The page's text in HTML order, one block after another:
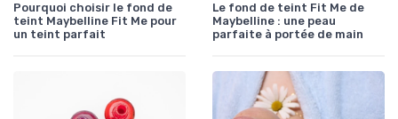
Pourquoi choisir le fond de
teint Maybelline Fit Me pour
un teint parfait
Le fond de teint Fit Me de
Maybelline : une peau
parfaite à portée de main